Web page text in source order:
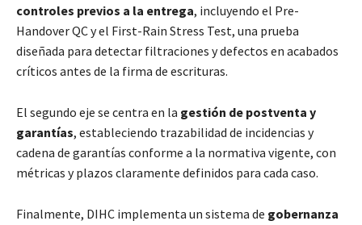
controles previos a la entrega, incluyendo el Pre-
Handover QC y el First-Rain Stress Test, una prueba
diseñada para detectar filtraciones y defectos en acabados
críticos antes de la firma de escrituras.
El segundo eje se centra en la gestión de postventa y
garantías, estableciendo trazabilidad de incidencias y
cadena de garantías conforme a la normativa vigente, con
métricas y plazos claramente definidos para cada caso.
Finalmente, DIHC implementa un sistema de gobernanza